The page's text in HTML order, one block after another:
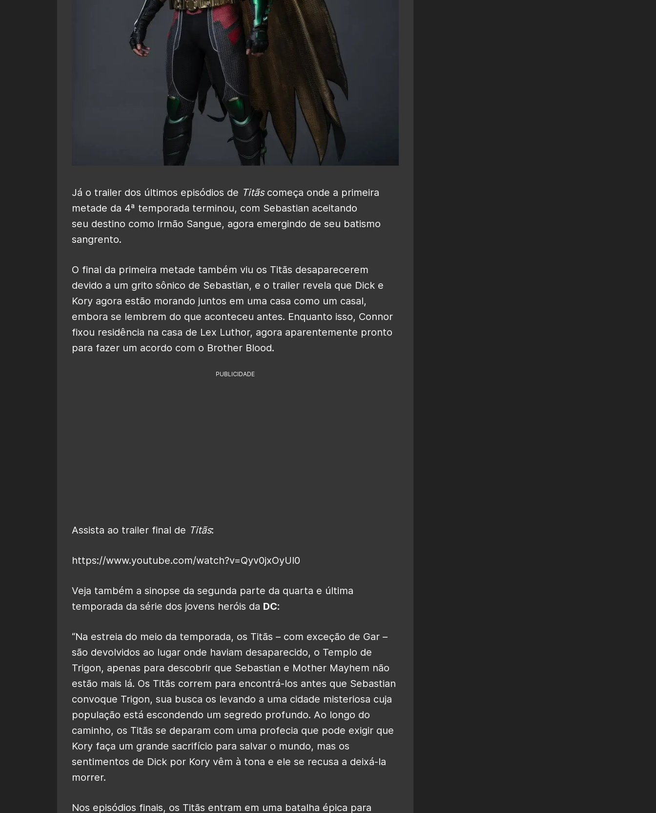
Já o trailer dos últimos episódios de Titãscomeça onde a primeira
metade da 4ª temporada terminou, com Sebastian aceitando
seu destino como Irmão Sangue, agora emergindo de seu batismo
sangrento.
O final da primeira metade também viu os Titãs desaparecerem
devido a um grito sônico de Sebastian, e o trailer revela que Dick e
Kory agora estão morando juntos em uma casa como um casal,
embora se lembrem do que aconteceu antes. Enquanto isso, Connor
fixou residência na casa de Lex Luthor, agora aparentemente pronto
para fazer um acordo com o Brother Blood.
PUBLICIDADE
Assista ao trailer final de Titãs:
https://www.youtube.com/watch?v=Qyv0jxOyUl0
Veja também a sinopse da segunda parte da quarta e última
temporada da série dos jovens heróis da DC:
“Na estreia do meio da temporada, os Titãs – com exceção de Gar –
são devolvidos ao lugar onde haviam desaparecido, o Templo de
Trigon, apenas para descobrir que Sebastian e Mother Mayhem não
estão mais lá. Os Titãs correm para encontrá-los antes que Sebastian
convoque Trigon, sua busca os levando a uma cidade misteriosa cuja
população está escondendo um segredo profundo. Ao longo do
caminho, os Titãs se deparam com uma profecia que pode exigir que
Kory faça um grande sacrifício para salvar o mundo, mas os
sentimentos de Dick por Kory vêm à tona e ele se recusa a deixá-la
morrer.
Nos episódios finais, os Titãs entram em uma batalha épica para